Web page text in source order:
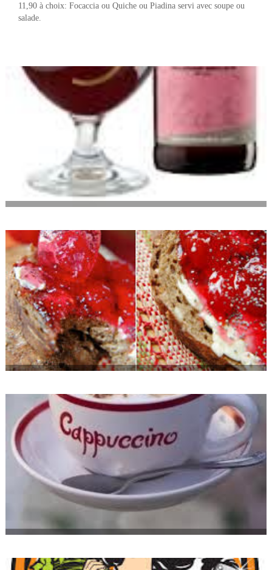
11,90 à choix: Focaccia ou Quiche ou Piadina servi avec soupe ou
salade.